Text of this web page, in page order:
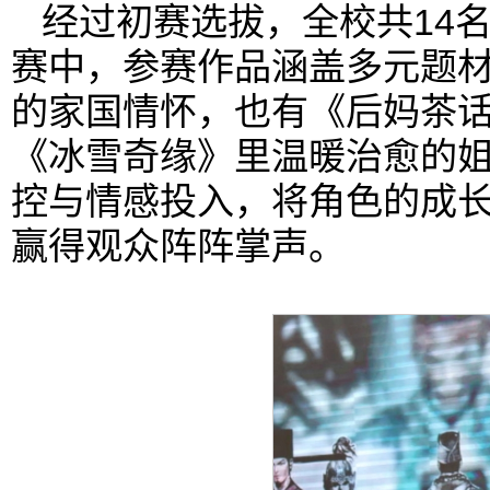
经过初赛选拔，全校共14
赛中，参赛作品涵盖多元题
的家国情怀，也有《后妈茶
《冰雪奇缘》里温暖治愈的
控与情感投入，将角色的成
赢得观众阵阵掌声。